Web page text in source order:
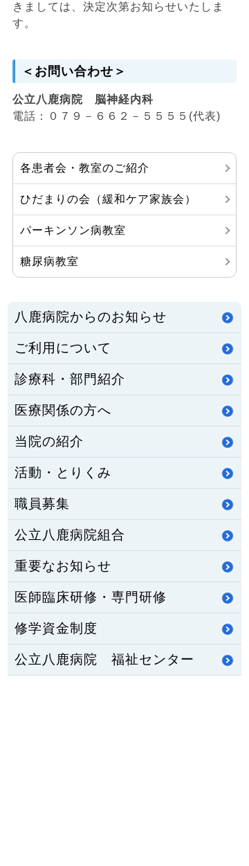
きましては、決定次第お知らせいたしま
す。
＜お問い合わせ＞
公立八鹿病院 脳神経内科
電話：０７９－６６２－５５５５(代表)
各患者会・教室のご紹介
ひだまりの会（緩和ケア家族会）
パーキンソン病教室
糖尿病教室
八鹿病院からのお知らせ
ご利用について
診療科・部門紹介
医療関係の方へ
当院の紹介
活動・とりくみ
職員募集
公立八鹿病院組合
重要なお知らせ
医師臨床研修・専門研修
修学資金制度
公立八鹿病院 福祉センター